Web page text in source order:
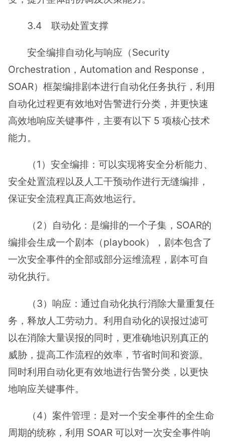
3.4 联动处置支撑
安全编排自动化与响应（Security
Orchestration，Automation and Response，
SOAR）框架编排剧本进行自动化任务执行，利用
自动化过程更有效地对告警进行分类，并更快速
高效地响应关键事件，主要有以下 5 项核心技术
能力。
（1）安全编排：可以实现将安全分析能力、
安全处置流程以及人工干预动作进行无缝编排，
保证安全流程真正高效地运行。
（2）自动化：是编排的一个子集，SOAR的
编排会生成一个剧本（playbook），剧本包含了
一次安全事件的全部或部分运维流程，剧本可自
动化执行。
（3）响应：通过自动化执行消除大量重复任
务，释放人工劳动力。利用自动化的误报过滤可
以在消除大量误报的同时，更准确地识别真正的
威胁，提高工作流程的效率，节省时间和资源。
同时利用自动化更有效地进行告警分类，以更快
地响应关键事件。
（4）案件管理：是对一个安全事件的全生命
周期的统称，利用 SOAR 可以对一次安全事件响